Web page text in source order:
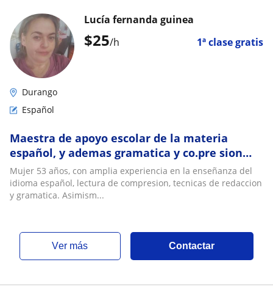
$25/h 1ª clase gratis
Lucía fernanda guinea
Durango
Español
Maestra de apoyo escolar de la materia
español, y ademas gramatica y co.pre sion
lectora
Mujer 53 años, con amplia experiencia en la enseñanza del
idioma español, lectura de compresion, tecnicas de redaccion
y gramatica. Asimism...
ver más Contactar